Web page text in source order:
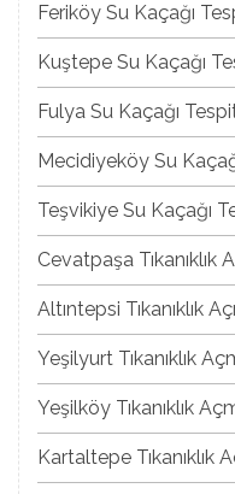
Feriköy Su Kaçağı
Kuştepe Su Kaçağı
Fulya Su Kaçağı
Mecidiyeköy Su
Teşvikiye Su Kaçağı
Cevatpaşa Tıkanıklık
Altıntepsi Tıkanıklık
Yeşilyurt Tıkanıklık
Yeşilköy Tıkanıklık
Kartaltepe Tıkanıklık